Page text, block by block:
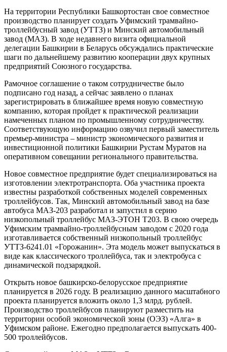
На территории Республики Башкортостан свое совместное
производство планирует создать Уфимский трамвайно-
троллейбусный завод (УТТЗ) и Минский автомобильный
завод (МАЗ). В ходе недавнего визита официальной
делегации Башкирии в Беларусь обсуждались практические
шаги по дальнейшему развитию кооперации двух крупных
предприятий Союзного государства.
Рамочное соглашение о таком сотрудничестве было
подписано год назад, а сейчас заявлено о планах
зарегистрировать в ближайшее время новую совместную
компанию, которая пройдет к практической реализации
намеченных планом по промышленному сотрудничеству.
Соответствующую информацию озвучил первый заместитель
премьер-министра – министр экономического развития и
инвестиционной политики Башкирии Рустам Муратов на
оперативном совещании регионального правительства.
Новое совместное предприятие будет специализироваться на
изготовлении электротранспорта. Оба участника проекта
известны разработкой собственных моделей современных
троллейбусов. Так, Минский автомобильный завод на базе
автобуса МАЗ-203 разработал и запустил в серию
низкопольный троллейбус МАЗ-ЭТОН Т203. В свою очередь
Уфимским трамвайно-троллейбусным заводом с 2020 года
изготавливается собственный низкопольный троллейбус
УТТЗ-6241.01 «Горожанин». Эта модель может выпускаться в
виде как классического троллейбуса, так и электробуса с
динамической подзарядкой.
Открыть новое башкирско-белорусское предприятие
планируется в 2026 году. В реализацию данного масштабного
проекта планируется вложить около 1,3 млрд. рублей.
Производство троллейбусов планируют разместить на
территории особой экономической зоны (ОЭЗ) «Алга» в
Уфимском районе. Ежегодно предполагается выпускать 400-
500 троллейбусов.